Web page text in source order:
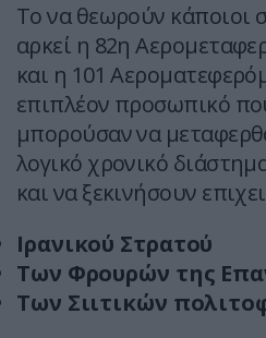
Το να θεωρούν κάποιοι
αρκεί η 82η
και η 101
επιπλέον προσωπικό
μπορούσαν να
λογικό χρονικό
και να ξεκινήσουν
Ιρανικού Στρατού
Των Φρουρών της
Των Σιιτικών